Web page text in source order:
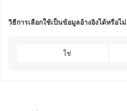
วิธีการเลือกใช้เป็นข้อมูลอ้างอิงได้หรือไม่
ใช่